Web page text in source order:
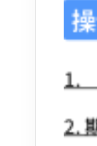
1.
2.